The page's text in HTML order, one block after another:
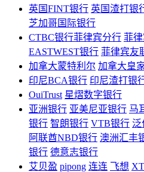
英国FINT银行 英国渣打银
芝加哥国际银行
CTBC银行菲律宾分行 菲
EASTWEST银行 菲律宾友
加拿大蒙特利尔 加拿大皇
印尼BCA银行 印尼渣打银
OuiTrust 星熠数字银行
亚洲银行 亚美尼亚银行 马
银行 智朗银行 VTB银行 泛
阿联酋NBD银行 澳洲汇丰
银行 德意志银行
艾贝盈 pipong 连连 飞想 XT